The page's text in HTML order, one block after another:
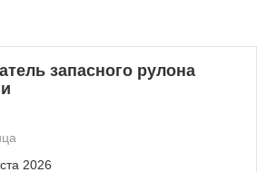
запасного рулона
2026